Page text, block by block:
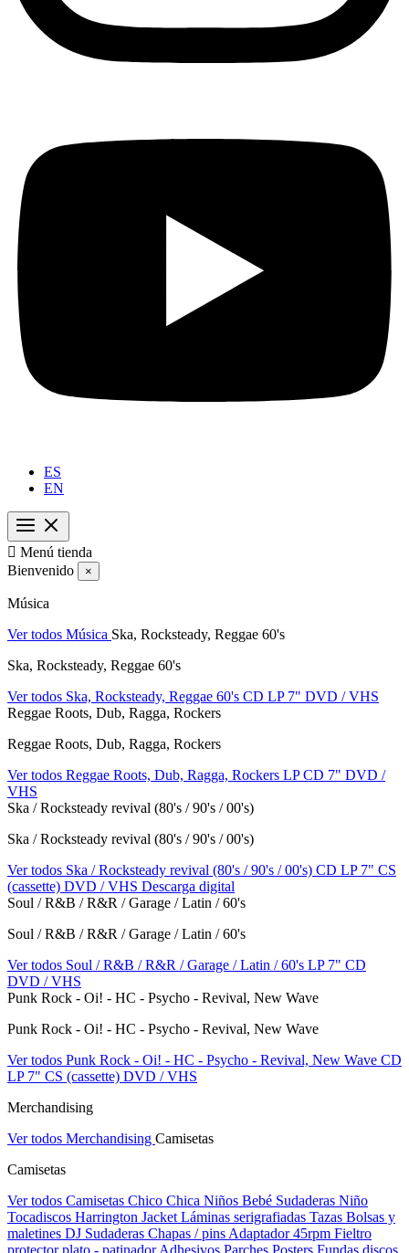
ES
EN
 Menú tienda
Bienvenido
×
Música
Ver todos Música Ska, Rocksteady, Reggae 60's
Ska, Rocksteady, Reggae 60's
Ver todos Ska, Rocksteady, Reggae 60's CD LP 7" DVD / VHS
Reggae Roots, Dub, Ragga, Rockers
Reggae Roots, Dub, Ragga, Rockers
Ver todos Reggae Roots, Dub, Ragga, Rockers LPCD 7" DVD /
VHS
Ska / Rocksteady revival (80's / 90's / 00's)
Ska / Rocksteady revival (80's / 90's / 00's)
Ver todos Ska / Rocksteady revival (80's / 90's / 00's) CD LP 7" CS
(cassette) DVD / VHS Descarga digital
Soul / R&B / R&R / Garage / Latin / 60's
Soul / R&B / R&R / Garage / Latin / 60's
Ver todos Soul / R&B / R&R / Garage / Latin / 60's LP 7" CD
DVD / VHS
Punk Rock - Oi! - HC - Psycho - Revival, New Wave
Punk Rock - Oi! - HC - Psycho - Revival, New Wave
Ver todos Punk Rock - Oi! - HC - Psycho - Revival, New Wave CD
LP 7" CS (cassette) DVD / VHS
Merchandising
Ver todos Merchandising Camisetas
Camisetas
Ver todos Camisetas Chico Chica Niños Bebé Sudaderas Niño
Tocadiscos Harrington Jacket Láminas serigrafiadas Tazas Bolsas y
maletines DJ Sudaderas Chapas / pins Adaptador 45rpm Fieltro
protector plato - patinadorAdhesivos Parches Posters Fundas discos